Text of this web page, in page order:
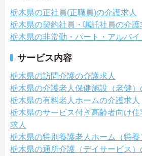
栃木県の正社員(正職員)の介護求人
栃木県の契約社員・嘱託社員の介護
栃木県の非常勤・パート・アルバイ
サービス内容
栃木県の訪問介護の介護求人
栃木県の介護老人保健施設（老健）
栃木県の有料老人ホームの介護求人
栃木県のサービス付き高齢者向け
求人
栃木県の特別養護老人ホーム（特養
栃木県の通所介護（デイサービス）